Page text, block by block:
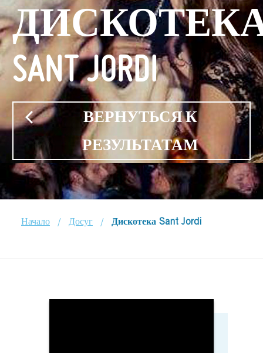
SANT JORDI
ВЕРНУТЬСЯ К
РЕЗУЛЬТАТАМ
Начало / Досуг / Дискотека Sant Jordi